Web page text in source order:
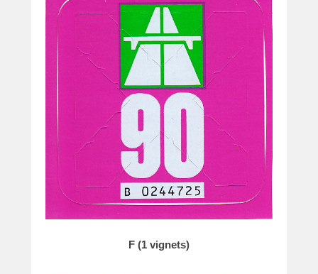
F (1 vignets)